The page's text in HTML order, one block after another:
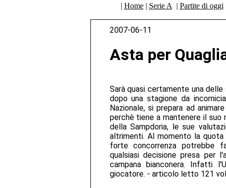
| Home| Serie A | Partite di oggi
2007-06-11
Asta per
Sarà quasi certamente una
dopo una stagione da
Nazionale, si prepara ad
perchè tiene a mantenere il
della Sampdoria, le sue
altrimenti. Al momento la
forte concorrenza potrebbe
qualsiasi decisione presa per
campana bianconera. Infatti
giocatore. - articolo letto 121